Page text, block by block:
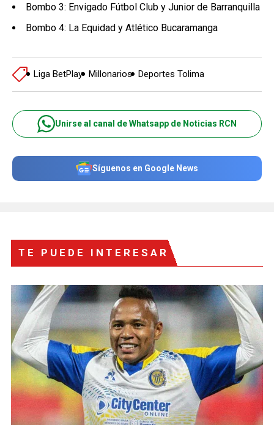
Bombo 3: Envigado Fútbol Club y Junior de Barranquilla
Bombo 4: La Equidad y Atlético Bucaramanga
Liga BetPlay Millonarios Deportes Tolima
Unirse al canal de Whatsapp de Noticias RCN
Síguenos en Google News
TE PUEDE INTERESAR